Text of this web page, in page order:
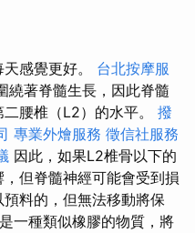
感覺更好。 台北按摩服
繞著脊髓生長，因此脊髓
腰椎（L2）的水平。 撥
專業外燴服務 徵信社服務
因此，如果L2椎骨以下的
但脊髓神經可能會受到損
料的，但無法移動將保
一種類似橡膠的物質，將